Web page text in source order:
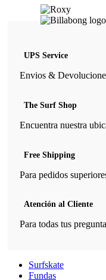
UPS Service
Envios &
The Surf Shop
Encuentra nuestra
Free Shipping
Para pedidos
Atención al Cliente
Para todas tus
Surfskate
Fundas